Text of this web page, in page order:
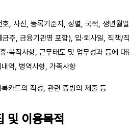
, 사진, 등록기준지, 성별, 국적, 생년월
주, 금융기관명 포함), 입·퇴사일, 직책
·복직사항, 근무태도 및 업무성과 등에
역, 병역사항, 가족사항
카드의 작성, 관련 증빙의 제출 등
및 이용목적